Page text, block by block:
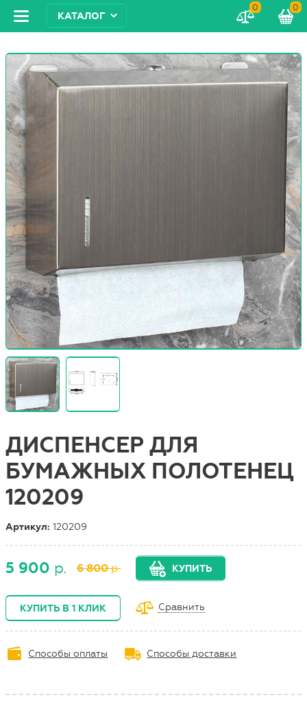
КАТАЛОГ
0 0
ДИСПЕНСЕР ДЛЯ
БУМАЖНЫХ ПОЛОТЕНЕЦ
120209
Артикул:120209
5 900 р. 6 800р. КУПИТЬ
КУПИТЬ В 1 КЛИК Сравнить
Способы оплаты Способы доставки